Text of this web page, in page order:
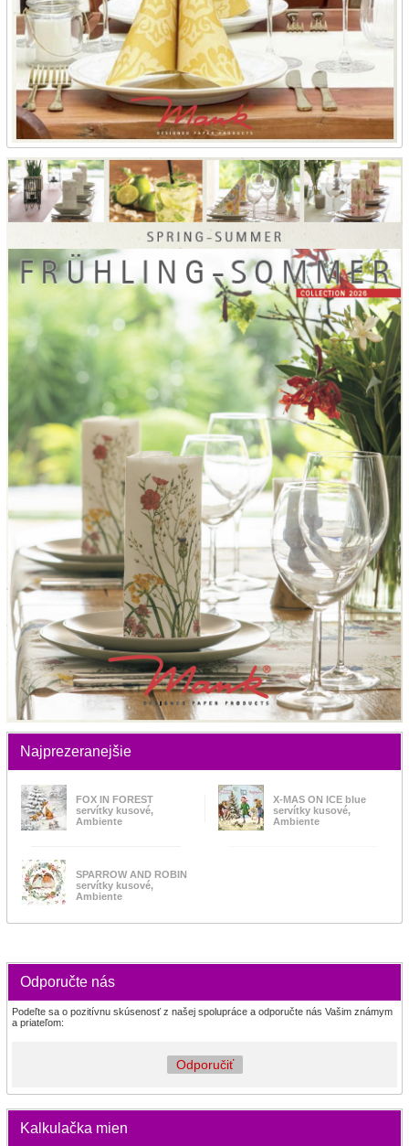
Najprezeranejšie
FOX IN FOREST
servítky kusové,
Ambiente
X-MAS ON ICE blue
servítky kusové,
Ambiente
SPARROW AND ROBIN
servítky kusové,
Ambiente
Odporučte nás
Podeľte sa o pozitívnu skúsenosť z našej spolupráce a odporučte nás Vašim známym
a priateľom:
Odporučiť
Kalkulačka mien